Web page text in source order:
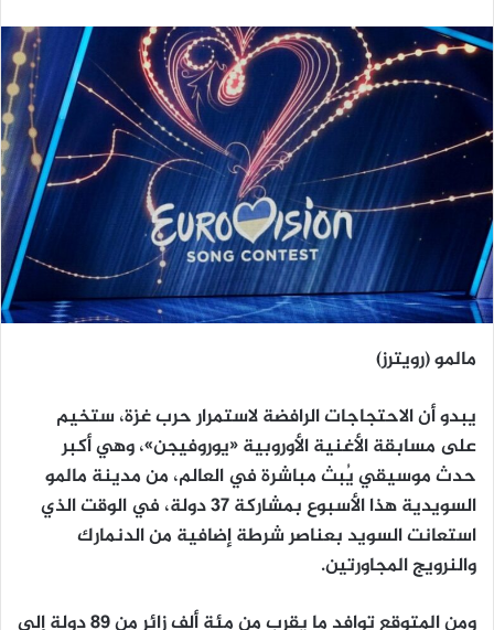
مالمو (رويترز)
يبدو أن الاحتجاجات الرافضة لاستمرار حرب غزة، ستخيم
على مسابقة الأغنية الأوروبية «يوروفيجن»، وهي أكبر
حدث موسيقي يُبث مباشرة في العالم، من مدينة مالمو
السويدية هذا الأسبوع بمشاركة 37 دولة، في الوقت الذي
استعانت السويد بعناصر شرطة إضافية من الدنمارك
والنرويج المجاورتين.
ومن المتوقع توافد ما يقرب من مئة ألف زائر من 89 دولة إلى